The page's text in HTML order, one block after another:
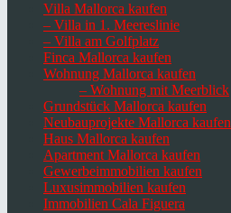
Villa Mallorca kaufen
– Villa in 1. Meereslinie
– Villa am Golfplatz
Finca Mallorca kaufen
Wohnung Mallorca kaufen
– Wohnung mit Meerblick
Grundstück Mallorca kaufen
Neubauprojekte Mallorca kaufen
Haus Mallorca kaufen
Apartment Mallorca kaufen
Gewerbeimmobilien kaufen
Luxusimmobilien kaufen
Immobilien Cala Figuera